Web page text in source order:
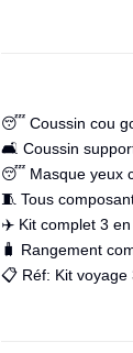
😴 Coussin cou
🛋️ Coussin
😴 Masque yeux
🧵 Tous
✈️ Kit complet 3
🧳 Rangement
📋 Réf: Kit voyage